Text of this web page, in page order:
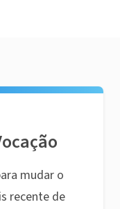
mudar o
recente de